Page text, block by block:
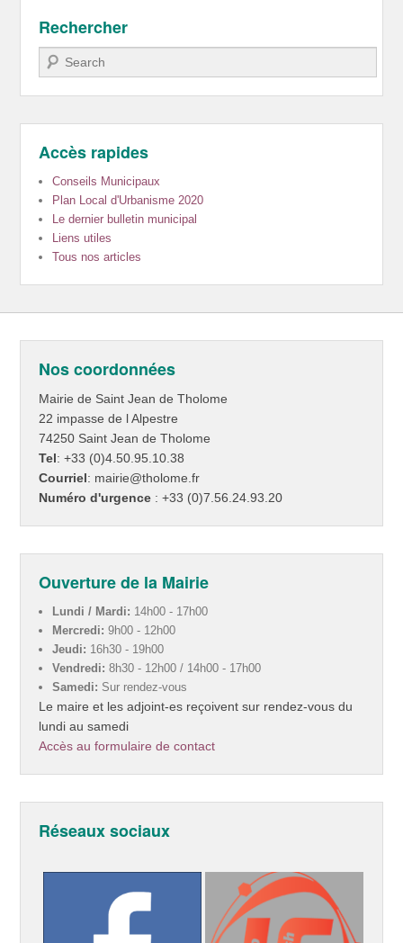
Rechercher
Recherche
Accès rapides
Conseils Municipaux
Plan Local d'Urbanisme 2020
Le dernier bulletin municipal
Liens utiles
Tous nos articles
Nos coordonnées
Mairie de Saint Jean de Tholome
22 impasse de l Alpestre
74250 Saint Jean de Tholome
Tel: +33 (0)4.50.95.10.38
Courriel: mairie@tholome.fr
Numéro d'urgence : +33 (0)7.56.24.93.20
Ouverture de la Mairie
Lundi / Mardi: 14h00 - 17h00
Mercredi: 9h00 - 12h00
Jeudi: 16h30 - 19h00
Vendredi: 8h30 - 12h00 / 14h00 - 17h00
Samedi: Sur rendez-vous
Le maire et les adjoint-es reçoivent sur rendez-vous du
lundi au samedi
Accès au formulaire de contact
Réseaux sociaux